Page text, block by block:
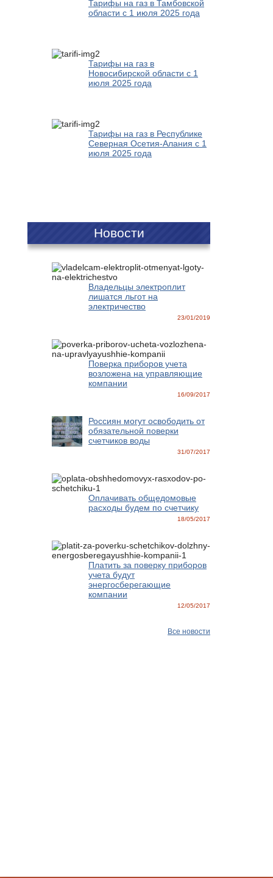
Тарифы на газ в Тамбовской
области с 1 июля 2025 года
Тарифы на газ в
Новосибирской области с 1
июля 2025 года
Тарифы на газ в Республике
Северная Осетия-Алания с 1
июля 2025 года
Новости
Владельцы электроплит
лишатся льгот на
электричество
23/01/2019
Поверка приборов учета
возложена на управляющие
компании
16/09/2017
Россиян могут освободить от
обязательной поверки
счетчиков воды
31/07/2017
Оплачивать общедомовые
расходы будем по счетчику
18/05/2017
Платить за поверку приборов
учета будут
энергосберегающие
компании
12/05/2017
Все новости